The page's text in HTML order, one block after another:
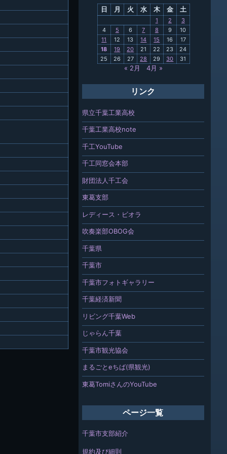
ちば
日 月 火 水 木 金 土
1 2
3
4
5 6 7 8 9
10
11
12 13 14 15 16
17
18
19 20 21 22 23
24
25
26 27 28 29 30 31
« 2月 4月 »
リンク
県立千葉工業高校
千葉工業高校note
千工YouTube
千工同窓会本部
財団法人千工会
東葛支部
レディース・ビオラ
吹奏楽部OBOG会
千葉県
千葉市
千葉市フォトギャラリー
千葉経済新聞
リビング千葉Web
じゃらん千葉
千葉市観光協会
まるごとeちば(県観光)
東葛TomiさんのYouTube
ページ一覧
千葉市支部紹介
規約及び細則